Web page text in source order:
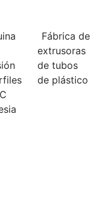
Fábrica de
extrusoras
de tubos
de plástico